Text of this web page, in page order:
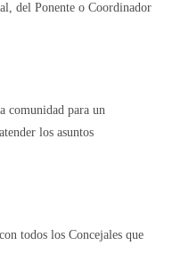
del Ponente o Coordinador
comunidad para un
los asuntos
todos los Concejales que